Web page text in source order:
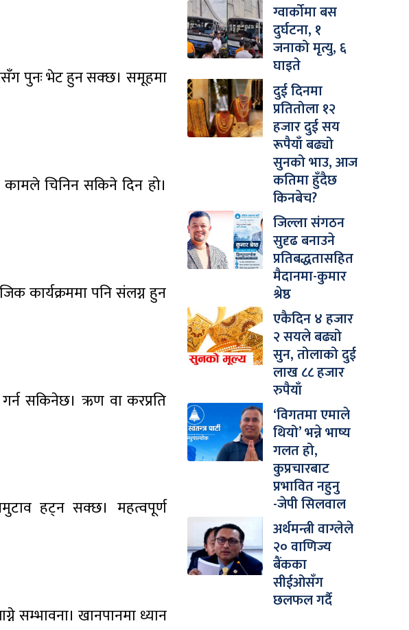
पुनः भेट हुन सक्छ। समूहमा
चिनिन सकिने दिन हो।
कार्यक्रममा पनि संलग्न हुन
सकिनेछ। ऋण वा करप्रति
हट्न सक्छ। महत्वपूर्ण
सम्भावना। खानपानमा ध्यान
ग्वार्कोमा बस
दुर्घटना, १
जनाको मृत्यु, ६
घाइते
दुई दिनमा
प्रतितोला १२
हजार दुई सय
रूपैयाँ बढ्यो
सुनको भाउ, आज
कतिमा हुँदैछ
किनबेच?
जिल्ला संगठन
सुदृढ बनाउने
प्रतिबद्धतासहित
मैदानमा-कुमार
श्रेष्ठ
एकैदिन ४ हजार
२ सयले बढ्यो
सुन, तोलाको दुई
लाख ८८ हजार
रुपैयाँ
‘विगतमा एमाले
थियो’ भन्ने भाष्य
गलत हो,
कुप्रचारबाट
प्रभावित नहुनु
-जेपी सिलवाल
अर्थमन्त्री वाग्लेले
२० वाणिज्य
बैंकका
सीईओसँग
छलफल गर्दै